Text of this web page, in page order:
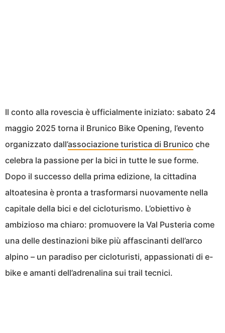
Il conto alla rovescia è ufficialmente iniziato: sabato 24
maggio 2025 torna il Brunico Bike Opening, l’evento
organizzato dall’associazione turistica di Brunico che
celebra la passione per la bici in tutte le sue forme.
Dopo il successo della prima edizione, la cittadina
altoatesina è pronta a trasformarsi nuovamente nella
capitale della bici e del cicloturismo. L’obiettivo è
ambizioso ma chiaro: promuovere la Val Pusteria come
una delle destinazioni bike più affascinanti dell’arco
alpino – un paradiso per cicloturisti, appassionati di e-
bike e amanti dell’adrenalina sui trail tecnici.